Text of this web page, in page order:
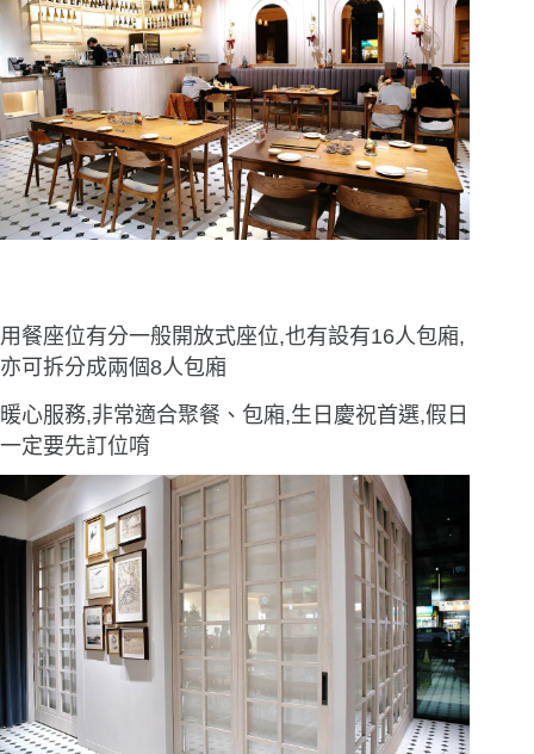
用餐座位有分一般開放式座位,也有設有16人包廂,
亦可拆分成兩個8人包廂
暖心服務,非常適合聚餐、包廂,生日慶祝首選,假日
一定要先訂位唷